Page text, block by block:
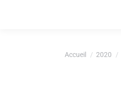
Accueil 2020